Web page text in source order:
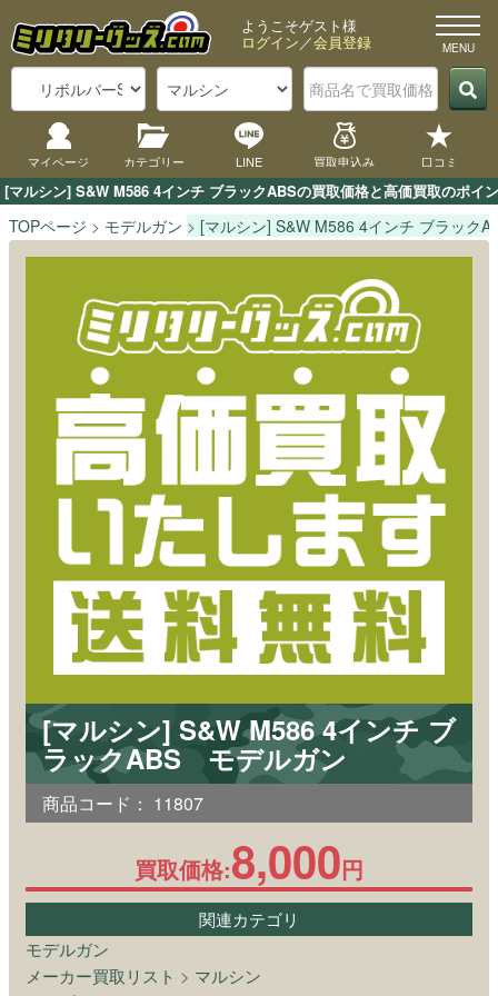
[マルシン] S&W M586 4インチ ブラックABSの買取価格と高価買取のポイ
ようこそゲスト様
ログイン／会員登録
マイページ カテゴリー LINE 買取申込み 口コミ
TOPページ モデルガン [マルシン] S&W M586 4インチ ブラック
[マルシン] S&W M586 4インチ ブ
ラックABS モデルガン
商品コード： 11807
買取価格:8,000円
関連カテゴリ
モデルガン
メーカー買取リスト > マルシン